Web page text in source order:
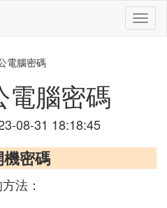
切
換
電腦密碼
電腦密碼
08-31 18:18:45
密碼
法：